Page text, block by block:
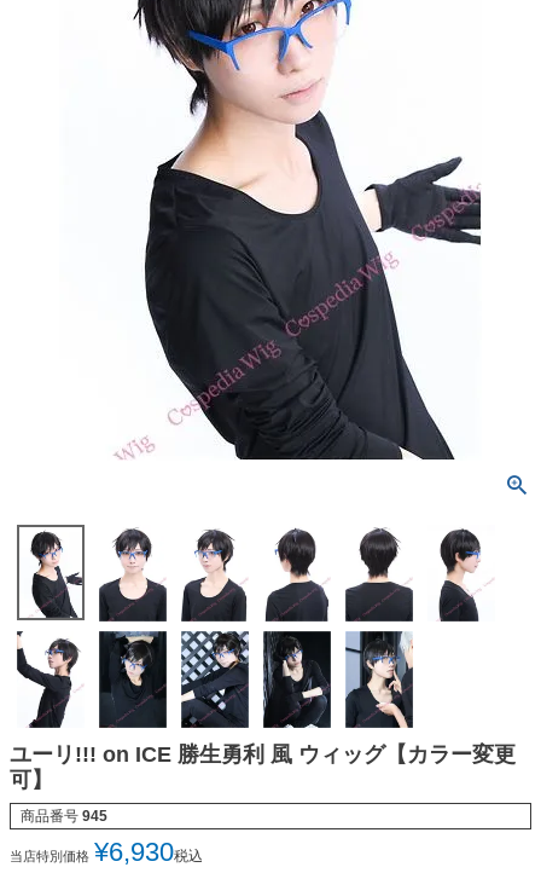
ユーリ!!! on ICE 勝生勇利 風 ウィッグ【カラー変更
可】
商品番号 945
当店特別価格 ¥6,930税込